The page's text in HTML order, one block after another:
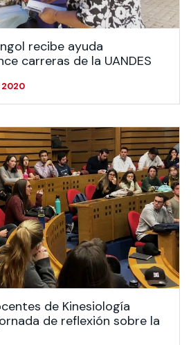
recibe ayuda
carreras de la UANDES
2020
de Kinesiología
de reflexión sobre la